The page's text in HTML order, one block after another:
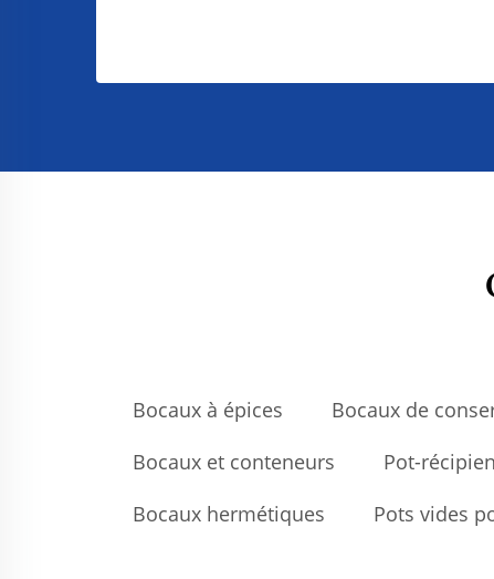
Bocaux à épices Bocaux de
Bocaux et conteneurs
Pot-
Bocaux hermétiques
Pots vides